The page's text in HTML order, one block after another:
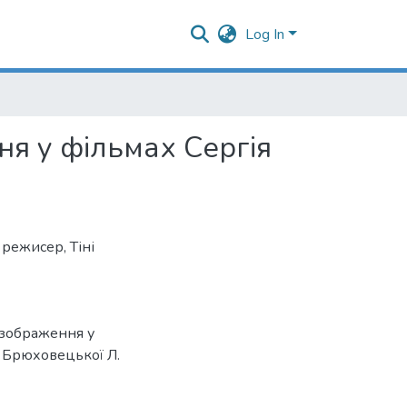
Log In
у фільмах Сергія
режисер,Тіні
у
Брюховецької Л.